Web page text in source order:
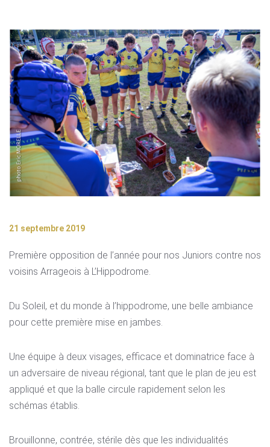
21 septembre 2019
Première opposition de l’année pour nos Juniors contre nos
voisins Arrageois à L’Hippodrome.
Du Soleil, et du monde à l’hippodrome, une belle ambiance
pour cette première mise en jambes.
Une équipe à deux visages, efficace et dominatrice face à
un adversaire de niveau régional, tant que le plan de jeu est
appliqué et que la balle circule rapidement selon les
schémas établis.
Brouillonne, contrée, stérile dès que les individualités